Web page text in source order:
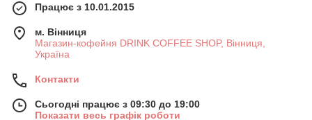
Працює з 10.01.2015
м. Вінниця
Магазин-кофейня DRINK COFFEE SHOP, Вінниця,
Україна
Контакти
Сьогодні працює з 09:30 до 19:00
Показати весь графік роботи